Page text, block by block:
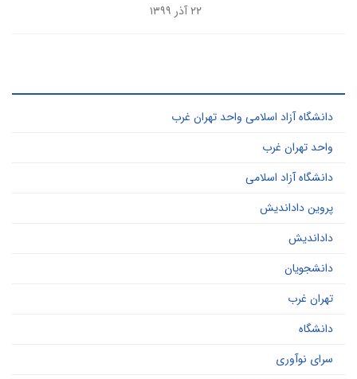
دانشگاه آزاد اسلامی واحد تهران غرب
واحد تهران غرب
دانشگاه آزاد اسلامی
پروین داداندیش
داداندیش
دانشجویان
تهران غرب
دانشگاه
سرای نوآوری